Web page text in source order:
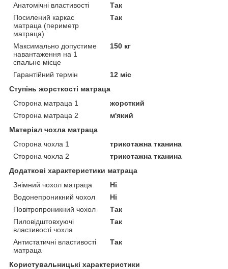
Анатомічні властивості
Так
Посилений каркас
матраца (периметр
матраца)
Так
Максимально допустиме
навантаження на 1
спальне місце
150 кг
Гарантійний термін
12 міс
Ступінь жорсткості матраца
Сторона матраца 1
жорсткий
Сторона матраца 2
м'який
Матеріал чохла матраца
Сторона чохла 1
трикотажна тканина
Сторона чохла 2
трикотажна тканина
Додаткові характеристики матраца
Знімний чохол матраца
Ні
Водонепроникний чохол
Ні
Повітропроникний чохол
Так
Пиловідштовхуючі
властивості чохла
Так
Антистатичні властивості
матраца
Так
Користувальницькі характеристики